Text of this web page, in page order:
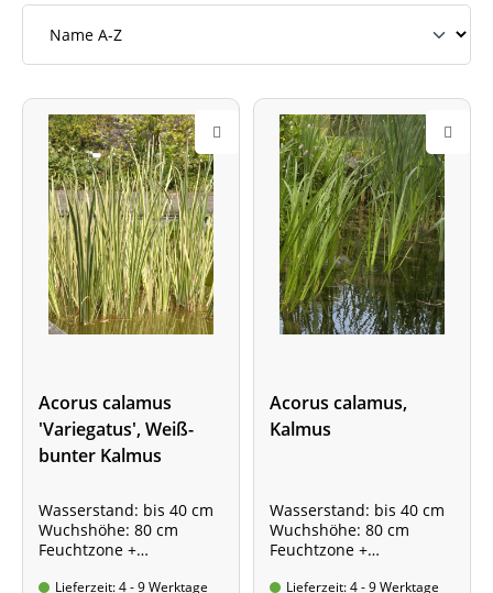
Acorus calamus
'Variegatus', Weiß-
bunter Kalmus
Wasserstand: bis 40 cm
Wuchshöhe: 80 cm
Feuchtzone +
Lieferzeit: 4 - 9 Werktage
Acorus calamus,
Kalmus
Wasserstand: bis 40 cm
Wuchshöhe: 80 cm
Feuchtzone +
Lieferzeit: 4 - 9 Werktage